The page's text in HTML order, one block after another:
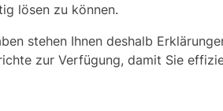
lösen zu können.
stehen Ihnen deshalb
zur Verfügung, damit Sie